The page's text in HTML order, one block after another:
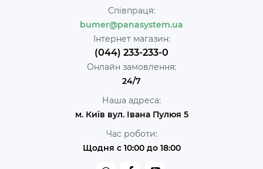
Співпраця:
bumer@panasystem.ua
Інтернет магазин:
(044) 233-233-0
Онлайн замовлення:
24/7
Наша адреса:
м. Київ вул. Івана Пулюя 5
Час роботи:
Щодня с 10:00 до 18:00